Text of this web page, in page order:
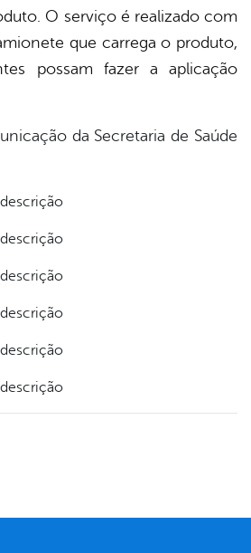
O serviço é realizado com
que carrega o produto,
possam fazer a aplicação
da Secretaria de Saúde